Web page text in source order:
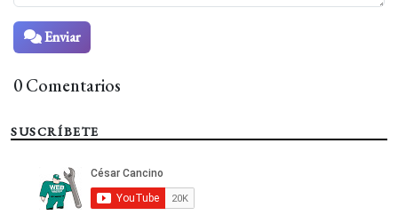
Enviar
0 Comentarios
SUSCRÍBETE